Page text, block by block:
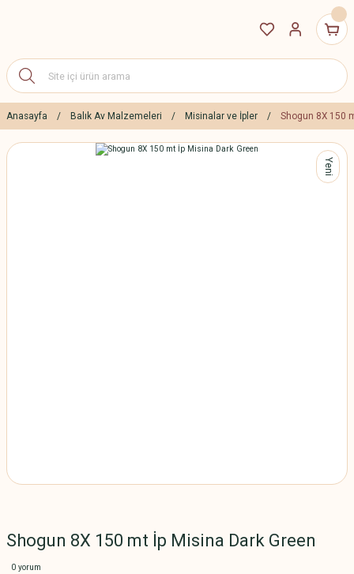
Anasayfa Balık Av Malzemeleri Misinalar ve İpler Shogun 8X 150
Yeni
Shogun 8X 150 mt İp Misina Dark Green
0 yorum